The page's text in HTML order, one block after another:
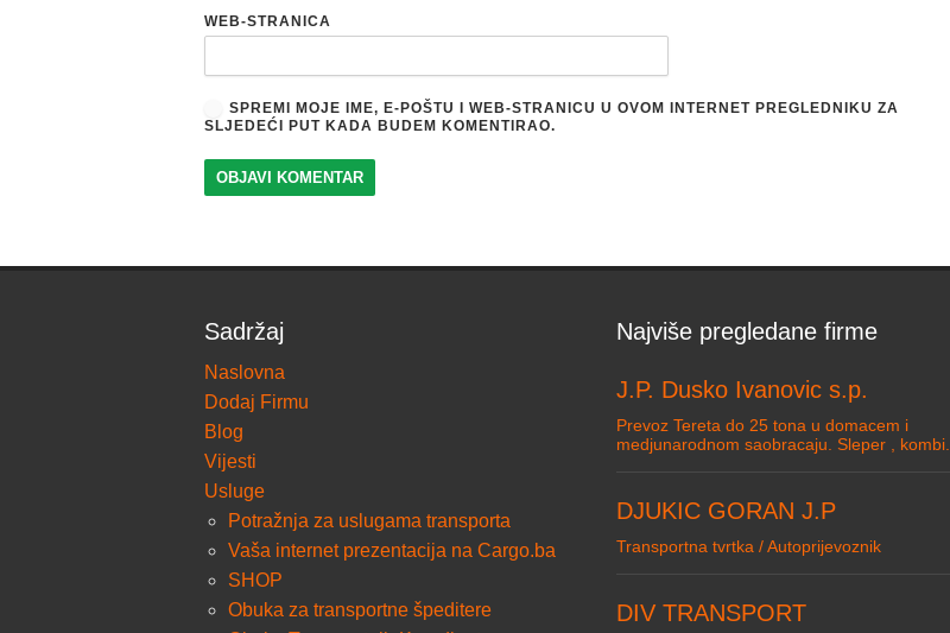
WEB-STRANICA
SPREMI MOJE IME, E-POŠTU I WEB-STRANICU U OVOM INTERNET PREGLEDNIKU ZA
SLJEDEĆI PUT KADA BUDEM KOMENTIRAO.
Sadržaj
Naslovna
Dodaj Firmu
Blog
Vijesti
Usluge
Potražnja za uslugama transporta
Vaša internet prezentacija na Cargo.ba
SHOP
Obuka za transportne špeditere
Najviše pregledane firme
J.P. Dusko Ivanovic s.p.
Prevoz Tereta do 25 tona u domacem i
medjunarodnom saobracaju. Sleper , kombi.
DJUKIC GORAN J.P
Transportna tvrtka / Autoprijevoznik
DIV TRANSPORT